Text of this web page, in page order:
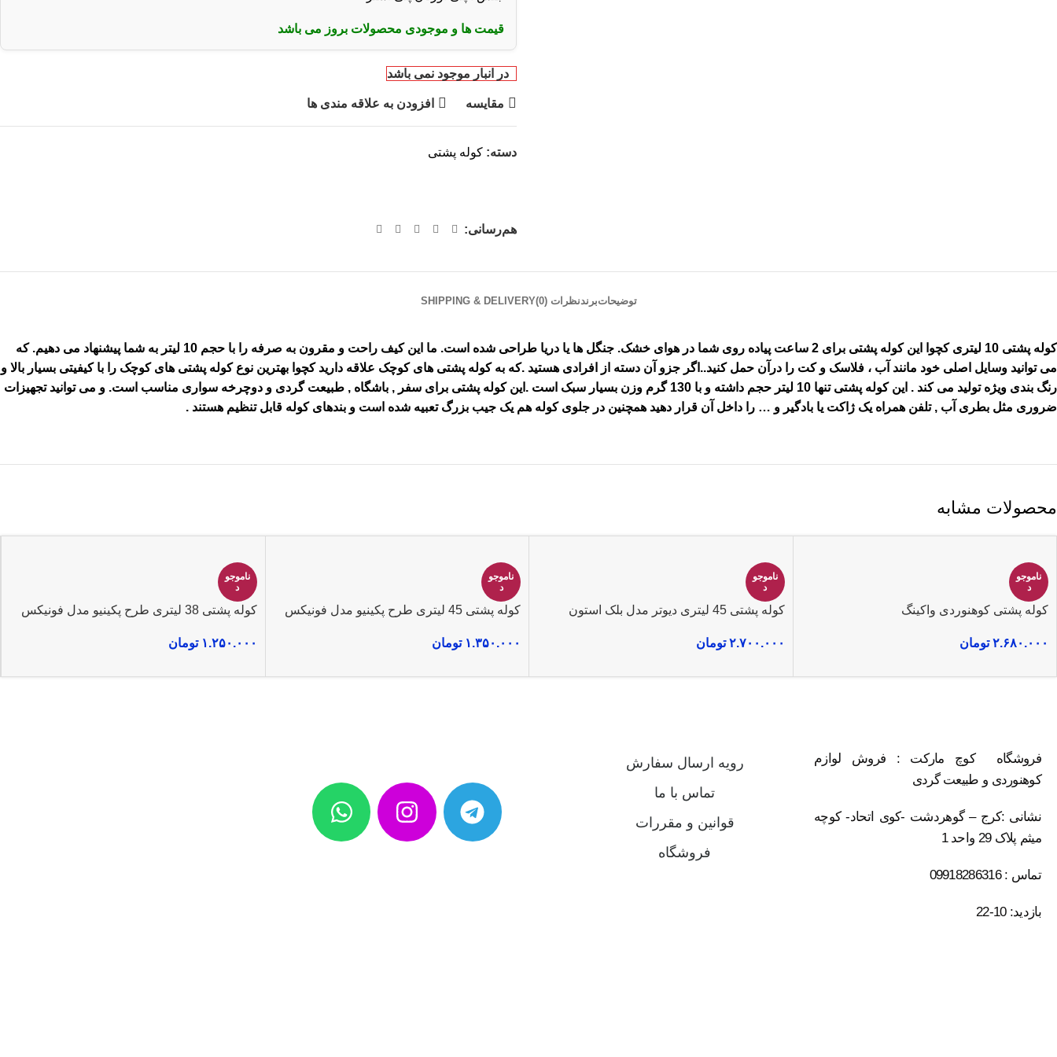
پوشاک ورزشی
قیمت ها و موجودی محصولات بروز می باشد
در انبار موجود نمی باشد
مقایسه افزودن به علاقه مندی ها
دسته: کوله پشتی
هم‌رسانی:
توضیحاتبرندنظرات (0) SHIPPING & DELIVERY
کوله پشتی 10 لیتری کچوا این کوله پشتی
برای 2 ساعت پیاده روی شما در هوای خشک. جنگل ها یا دریا طراحی شده است. ما این کیف راحت و مقرون به صرفه را با حجم 10 لیتر به شما پیشنهاد می دهیم. که
می توانید وسایل اصلی خود مانند آب ، فلاسک و کت را درآن حمل کنید..اگر جزو آن دسته از افرادی هستید .که به کوله پشتی های کوچک علاقه دارید کچوا بهترین نوع کوله پشتی های کوچک را با کیفیتی بسیار بالا و
رنگ بندی ویژه تولید می کند . این کوله پشتی تنها 10 لیتر حجم داشته و با 130 گرم وزن بسیار سبک است .این
کوله پشتی برای سفر , باشگاه , طبیعت گردی و دوچرخه سواری مناسب است. و می توانید تجهیزات
ضروری مثل بطری آب , تلفن همراه یک ژاکت یا بادگیر و … را داخل آن قرار دهید همچنین در جلوی کوله هم یک جیب بزرگ تعبیه شده است و بندهای کوله قابل تنظیم هستند .
محصولات مشابه
ناموجو
د
کوله پشتی کوهنوردی واکینگ
۲.۶۸۰.۰۰۰ تومان
ناموجو
د
کوله پشتی 45 لیتری دیوتر مدل بلک استون
۲.۷۰۰.۰۰۰ تومان
ناموجو
د
کوله پشتی 45 لیتری طرح پکینیو مدل فونیکس
۱.۳۵۰.۰۰۰ تومان
ناموجو
د
کوله پشتی 38 لیتری طرح پکینیو مدل فونیکس
۱.۲۵۰.۰۰۰ تومان
فروشگاه کوچ مارکت : فروش لوازم
کوهنوردی و طبیعت گردی
نشانی :کرج – گوهردشت -کوی اتحاد- کوچه
میثم پلاک 29 واحد 1
تماس : 09918286316
بازدید: 10-22
رویه ارسال سفارش
تماس با ما
قوانین و مقررات
فروشگاه